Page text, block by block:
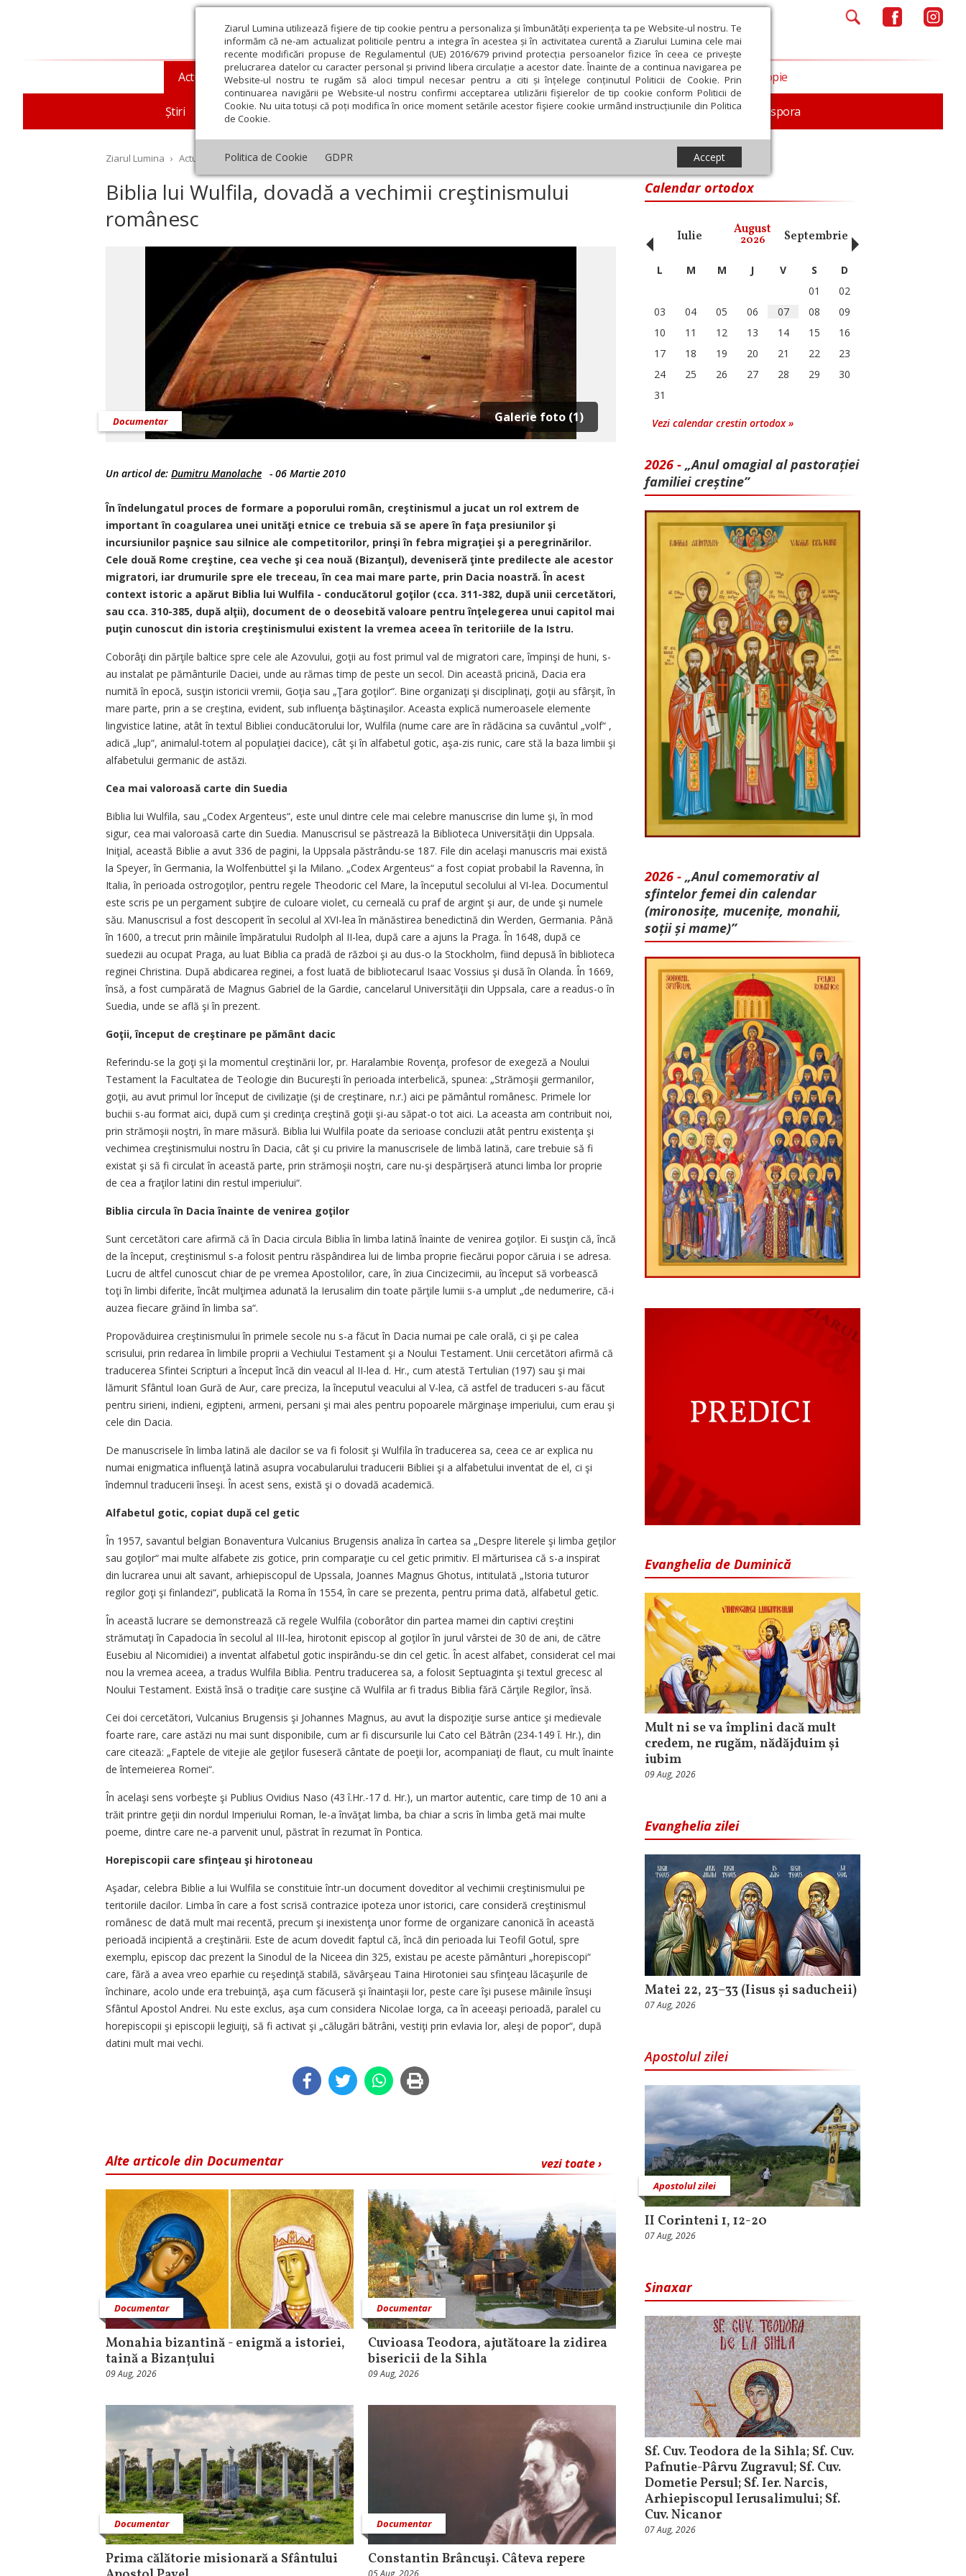
Ziarul Lumina utilizează fişiere de tip cookie pentru a personaliza și îmbunătăți experiența ta pe Website-ul nostru. Te
informăm că ne-am actualizat politicile pentru a integra în acestea și în activitatea curentă a Ziarului Lumina cele mai
recente modificări propuse de Regulamentul (UE) 2016/679 privind protecția persoanelor fizice în ceea ce privește
prelucrarea datelor cu caracter personal și privind libera circulație a acestor date. Înainte de a continua navigarea pe
Website-ul nostru te rugăm să aloci timpul necesar pentru a citi și înțelege conținutul Politicii de Cookie. Prin
continuarea navigării pe Website-ul nostru confirmi acceptarea utilizării fişierelor de tip cookie conform Politicii de
Cookie. Nu uita totuși că poți modifica în orice moment setările acestor fişiere cookie urmând instrucțiunile din Politica
de Cookie.
Politica de Cookie GDPR Accept
Actualitate religioasă
Știri Mesaje și cuvântări An omagial Comunicate de presă Documentar In memoriam Diaspora
Teologie și spiritualitate Educaţie și Cultură Societate Opinii Filantropie
Ziarul Lumina › Actualitate religioasă › Documentar › Biblia lui Wulfila, dovadă a vechimii creştinismului românesc
Biblia lui Wulfila, dovadă a vechimii creştinismului
românesc
Galerie foto (1)
Documentar
Un articol de: Dumitru Manolache - 06 Martie 2010
În îndelungatul proces de formare a poporului român, creştinismul a jucat un rol extrem de
important în coagularea unei unităţi etnice ce trebuia să se apere în faţa presiunilor şi
incursiunilor paşnice sau silnice ale competitorilor, prinşi în febra migraţiei şi a peregrinărilor.
Cele două Rome creştine, cea veche şi cea nouă (Bizanţul), deveniseră ţinte predilecte ale acestor
migratori, iar drumurile spre ele treceau, în cea mai mare parte, prin Dacia noastră. În acest
context istoric a apărut Biblia lui Wulfila - conducătorul goţilor (cca. 311-382, după unii cercetători,
sau cca. 310-385, după alţii), document de o deosebită valoare pentru înţelegerea unui capitol mai
puţin cunoscut din istoria creştinismului existent la vremea aceea în teritoriile de la Istru.
Coborâţi din părţile baltice spre cele ale Azovului, goţii au fost primul val de migratori care, împinşi de huni, s-
au instalat pe pământurile Daciei, unde au rămas timp de peste un secol. Din această pricină, Dacia era
numită în epocă, susţin istoricii vremii, Goţia sau „Ţara goţilor“. Bine organizaţi şi disciplinaţi, goţii au sfârşit, în
mare parte, prin a se creştina, evident, sub influenţa băştinaşilor. Aceasta explică numeroasele elemente
lingvistice latine, atât în textul Bibliei conducătorului lor, Wulfila (nume care are în rădăcina sa cuvântul „volf“ ,
adică „lup“, animalul-totem al populaţiei dacice), cât şi în alfabetul gotic, aşa-zis runic, care stă la baza limbii şi
alfabetului germanic de astăzi.
Cea mai valoroasă carte din Suedia
Biblia lui Wulfila, sau „Codex Argenteus“, este unul dintre cele mai celebre manuscrise din lume şi, în mod
sigur, cea mai valoroasă carte din Suedia. Manuscrisul se păstrează la Biblioteca Universităţii din Uppsala.
Iniţial, această Biblie a avut 336 de pagini, la Uppsala păstrându-se 187. File din acelaşi manuscris mai există
la Speyer, în Germania, la Wolfenbüttel şi la Milano. „Codex Argenteus“ a fost copiat probabil la Ravenna, în
Italia, în perioada ostrogoţilor, pentru regele Theodoric cel Mare, la începutul secolului al VI-lea. Documentul
este scris pe un pergament subţire de culoare violet, cu cerneală cu praf de argint şi aur, de unde şi numele
său. Manuscrisul a fost descoperit în secolul al XVI-lea în mănăstirea benedictină din Werden, Germania. Până
în 1600, a trecut prin mâinile împăratului Rudolph al II-lea, după care a ajuns la Praga. În 1648, după ce
suedezii au ocupat Praga, au luat Biblia ca pradă de război şi au dus-o la Stockholm, fiind depusă în biblioteca
reginei Christina. După abdicarea reginei, a fost luată de bibliotecarul Isaac Vossius şi dusă în Olanda. În 1669,
însă, a fost cumpărată de Magnus Gabriel de la Gardie, cancelarul Universităţii din Uppsala, care a readus-o în
Suedia, unde se află şi în prezent.
Goţii, început de creştinare pe pământ dacic
Referindu-se la goţi şi la momentul creştinării lor, pr. Haralambie Rovenţa, profesor de exegeză a Noului
Testament la Facultatea de Teologie din Bucureşti în perioada interbelică, spunea: „Strămoşii germanilor,
goţii, au avut primul lor început de civilizaţie (şi de creştinare, n.r.) aici pe pământul românesc. Primele lor
buchii s-au format aici, după cum şi credinţa creştină goţii şi-au săpat-o tot aici. La aceasta am contribuit noi,
prin strămoşii noştri, în mare măsură. Biblia lui Wulfila poate da serioase concluzii atât pentru existenţa şi
vechimea creştinismului nostru în Dacia, cât şi cu privire la manuscrisele de limbă latină, care trebuie să fi
existat şi să fi circulat în această parte, prin strămoşii noştri, care nu-şi despărţiseră atunci limba lor proprie
de cea a fraţilor latini din restul imperiului“.
Biblia circula în Dacia înainte de venirea goţilor
Sunt cercetători care afirmă că în Dacia circula Biblia în limba latină înainte de venirea goţilor. Ei susţin că, încă
de la început, creştinismul s-a folosit pentru răspândirea lui de limba proprie fiecărui popor căruia i se adresa.
Lucru de altfel cunoscut chiar de pe vremea Apostolilor, care, în ziua Cincizecimii, au început să vorbească
toţi în limbi diferite, încât mulţimea adunată la Ierusalim din toate părţile lumii s-a umplut „de nedumerire, că-i
auzea fiecare grăind în limba sa“.
Propovăduirea creştinismului în primele secole nu s-a făcut în Dacia numai pe cale orală, ci şi pe calea
scrisului, prin redarea în limbile proprii a Vechiului Testament şi a Noului Testament. Unii cercetători afirmă că
traducerea Sfintei Scripturi a început încă din veacul al II-lea d. Hr., cum atestă Tertulian (197) sau şi mai
lămurit Sfântul Ioan Gură de Aur, care preciza, la începutul veacului al V-lea, că astfel de traduceri s-au făcut
pentru sirieni, indieni, egipteni, armeni, persani şi mai ales pentru popoarele mărginaşe imperiului, cum erau şi
cele din Dacia.
De manuscrisele în limba latină ale dacilor se va fi folosit şi Wulfila în traducerea sa, ceea ce ar explica nu
numai enigmatica influenţă latină asupra vocabularului traducerii Bibliei şi a alfabetului inventat de el, ci şi
îndemnul traducerii înseşi. În acest sens, există şi o dovadă academică.
Alfabetul gotic, copiat după cel getic
În 1957, savantul belgian Bonaventura Vulcanius Brugensis analiza în cartea sa „Despre literele şi limba geţilor
sau goţilor“ mai multe alfabete zis gotice, prin comparaţie cu cel getic primitiv. El mărturisea că s-a inspirat
din lucrarea unui alt savant, arhiepiscopul de Upssala, Joannes Magnus Ghotus, intitulată „Istoria tuturor
regilor goţi şi finlandezi“, publicată la Roma în 1554, în care se prezenta, pentru prima dată, alfabetul getic.
În această lucrare se demonstrează că regele Wulfila (coborâtor din partea mamei din captivi creştini
strămutaţi în Capadocia în secolul al III-lea, hirotonit episcop al goţilor în jurul vârstei de 30 de ani, de către
Eusebiu al Nicomidiei) a inventat alfabetul gotic inspirându-se din cel getic. În acest alfabet, considerat cel mai
nou la vremea aceea, a tradus Wulfila Biblia. Pentru traducerea sa, a folosit Septuaginta şi textul grecesc al
Noului Testament. Există însă o tradiţie care susţine că Wulfila ar fi tradus Biblia fără Cărţile Regilor, însă.
Cei doi cercetători, Vulcanius Brugensis şi Johannes Magnus, au avut la dispoziţie surse antice şi medievale
foarte rare, care astăzi nu mai sunt disponibile, cum ar fi discursurile lui Cato cel Bătrân (234-149 î. Hr.), din
care citează: „Faptele de vitejie ale geţilor fuseseră cântate de poeţii lor, acompaniaţi de flaut, cu mult înainte
de întemeierea Romei“.
În acelaşi sens vorbeşte şi Publius Ovidius Naso (43 î.Hr.-17 d. Hr.), un martor autentic, care timp de 10 ani a
trăit printre geţii din nordul Imperiului Roman, le-a învăţat limba, ba chiar a scris în limba getă mai multe
poeme, dintre care ne-a parvenit unul, păstrat în rezumat în Pontica.
Horepiscopii care sfinţeau şi hirotoneau
Aşadar, celebra Biblie a lui Wulfila se constituie într-un document doveditor al vechimii creştinismului pe
teritoriile dacilor. Limba în care a fost scrisă contrazice ipoteza unor istorici, care consideră creştinismul
românesc de dată mult mai recentă, precum şi inexistenţa unor forme de organizare canonică în această
perioadă incipientă a creştinării. Este de acum dovedit faptul că, încă din perioada lui Teofil Gotul, spre
exemplu, episcop dac prezent la Sinodul de la Niceea din 325, existau pe aceste pământuri „horepiscopi“
care, fără a avea vreo eparhie cu reşedinţă stabilă, săvârşeau Taina Hirotoniei sau sfinţeau lăcaşurile de
închinare, acolo unde era trebuinţă, aşa cum făcuseră şi înaintaşii lor, peste care îşi pusese mâinile însuşi
Sfântul Apostol Andrei. Nu este exclus, aşa cum considera Nicolae Iorga, ca în aceeaşi perioadă, paralel cu
horepiscopii şi episcopii legiuiţi, să fi activat şi „călugări bătrâni, vestiţi prin evlavia lor, aleşi de popor“, după
datini mult mai vechi.
vezi toate ›
Alte articole din Documentar
Documentar
Monahia bizantină - enigmă a istoriei,
taină a Bizanțului
09 Aug, 2026
Documentar
Cuvioasa Teodora, ajutătoare la zidirea
bisericii de la Sihla
09 Aug, 2026
Documentar
Prima călătorie misionară a Sfântului
Documentar
Constantin Brâncuși. Câteva repere
Calendar ortodox
Iulie August
2026 Septembrie Octombrie
‹ L M M J V S
D
01
02
03
04 05 06 07 08
09
10
11 12 13 14 15
16
17
18 19 20 21 22
23
24
25 26 27 28 29
30
31
Vezi calendar crestin ortodox »
2026 - „Anul omagial al pastorației
familiei creștine”
2026 - „Anul comemorativ al
sfintelor femei din calendar
(mironosițe, mu­cenițe, monahii,
soții și mame)”
Evanghelia de Duminică
Mult ni se va împlini dacă mult
credem, ne rugăm, nădăjduim și
iubim
09 Aug, 2026
Evanghelia zilei
Matei 22, 23–33 (Iisus și saducheii)
07 Aug, 2026
Apostolul zilei
Apostolul zilei
II Corinteni 1, 12-20
07 Aug, 2026
Sinaxar
Sf. Cuv. Teodora de la Sihla; Sf. Cuv.
Pafnutie-Pârvu Zugravul; Sf. Cuv.
Dometie Persul; Sf. Ier. Narcis,
Arhiepiscopul Ierusalimului; Sf.
Cuv. Nicanor
07 Aug, 2026